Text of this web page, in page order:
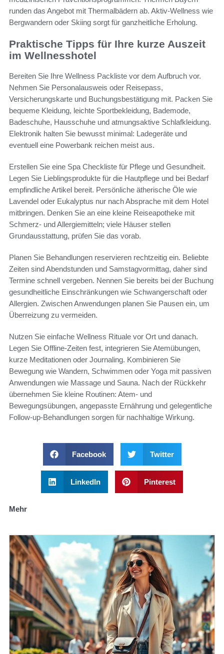
runden das Angebot mit Thermalbädern ab. Aktiv-Wellness wie
Bergwandern oder Skiing sorgt für ganzheitliche Erholung.
Praktische Tipps für Ihre kurze Auszeit
im Wellnesshotel
Bereiten Sie Ihre Wellness Packliste vor dem Aufbruch vor.
Nehmen Sie Personalausweis oder Reisepass,
Versicherungskarte und Buchungsbestätigung mit. Packen Sie
bequeme Kleidung, leichte Sportbekleidung, Bademode,
Badeschuhe, Hausschuhe und atmungsaktive Schlafkleidung.
Elektronik halten Sie bewusst minimal: Ladegeräte und
eventuell eine Powerbank reichen meist aus.
Erstellen Sie eine Spa Checkliste für Pflege und Gesundheit.
Legen Sie Lieblingsprodukte für die Hautpflege und bei Bedarf
empfindliche Artikel bereit. Persönliche ätherische Öle wie
Lavendel oder Eukalyptus nur nach Absprache mit dem Hotel
mitbringen. Denken Sie an eine kleine Reiseapotheke mit
Schmerz- und Allergiemitteln; viele Häuser stellen
Grundausstattung, prüfen Sie das vorab.
Planen Sie Behandlungen reservieren rechtzeitig ein. Beliebte
Zeiten sind Abendstunden und Samstagvormittag, daher sind
Termine schnell vergeben. Nennen Sie bereits bei der Buchung
gesundheitliche Einschränkungen wie Schwangerschaft oder
Allergien. Zwischen Anwendungen planen Sie Pausen ein, um
Überreizung zu vermeiden.
Nutzen Sie einfache Wellness Rituale vor Ort und danach.
Legen Sie Offline‑Zeiten fest, integrieren Sie Atemübungen,
kurze Meditationen oder Journaling. Kombinieren Sie
Bewegung wie Wandern, Schwimmen oder Yoga mit passiven
Anwendungen wie Massage und Sauna. Nach der Rückkehr
übernehmen Sie kleine Routinen: Atem- und
Bewegungsübungen, angepasste Ernährung und gelegentliche
Follow-up‑Behandlungen sorgen für nachhaltige Wirkung.
Facebook Twitter
LinkedIn Pinterest
Mehr